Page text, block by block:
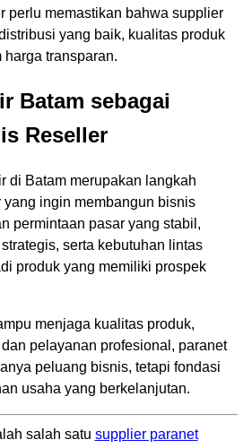
perlu memastikan bahwa supplier
yang baik, kualitas produk
harga transparan.
Batam sebagai
Reseller
di Batam merupakan langkah
ingin membangun bisnis
permintaan pasar yang stabil,
serta kebutuhan lintas
produk yang memiliki prospek
menjaga kualitas produk,
pelayanan profesional, paranet
peluang bisnis, tetapi fondasi
usaha yang berkelanjutan.
salah satu supplier paranet